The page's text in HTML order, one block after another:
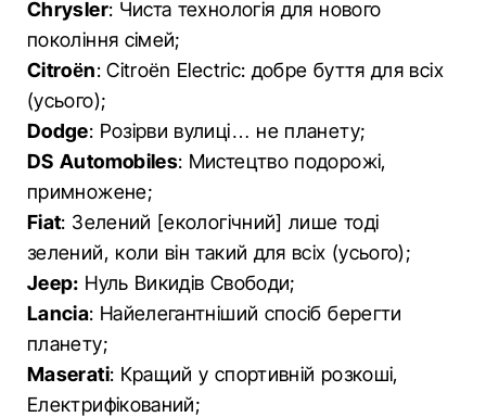
Chrysler: Чиста технологія для нового
покоління сімей;
Citroën: Citroën Electric: добре буття для всіх
(усього);
Dodge: Розірви вулиці… не планету;
DS Automobiles: Мистецтво подорожі,
примножене;
Fiat: Зелений [екологічний] лише тоді
зелений, коли він такий для всіх (усього);
Jeep: Нуль Викидів Свободи;
Lancia: Найелегантніший спосіб берегти
планету;
Maserati: Кращий у спортивній розкоші,
Електрифікований;